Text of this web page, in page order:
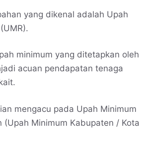
yang dikenal adalah Upah
minimum yang ditetapkan oleh
acuan pendapatan tenaga
mengacu pada Upah Minimum
(Upah Minimum Kabupaten / Kota